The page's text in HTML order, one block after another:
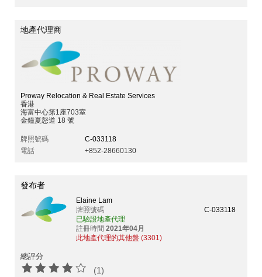
地產代理商
Proway Relocation & Real Estate Services
香港
海富中心第1座703室
金鐘夏慤道 18 號
牌照號碼
C-033118
電話
+852-28660130
發布者
Elaine Lam
牌照號碼
C-033118
已驗證地產代理
註冊時間 2021年04月
此地產代理的其他盤 (3301)
總評分
(1)